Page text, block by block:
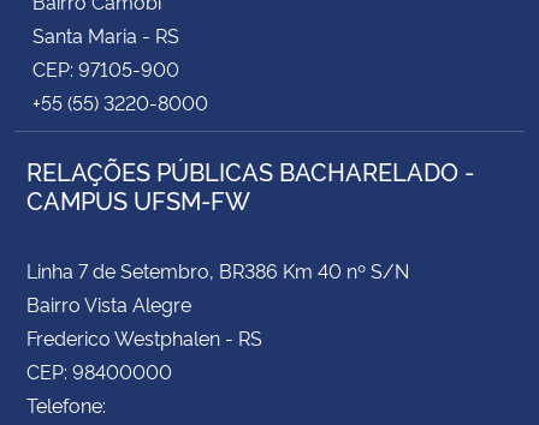
Secretaria de Governo
Gabinete de Segurança Institucional
Advocacia-Geral da União
Banco Central do Brasil
Planalto
Santa Maria - RS
CEP: 97105-900
+55 (55) 3220-8000
RELAÇÕES PÚBLICAS BACHARELADO -
CAMPUS UFSM-FW
Linha 7 de Setembro, BR386 Km 40 nº S/N
Bairro Vista Alegre
Frederico Westphalen - RS
CEP: 98400000
Telefone: